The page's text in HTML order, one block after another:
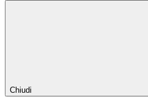
Chiudi